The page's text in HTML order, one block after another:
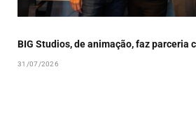
BIG Studios, de animação, faz parceria
31/07/2026